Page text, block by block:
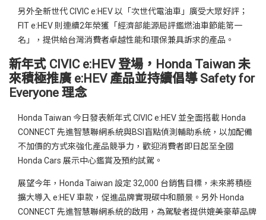
另外全新世代 CIVIC e:HEV 以「次世代電油車」廣受大眾好評；
FIT e:HEV 則連續2年榮獲「經濟部能源局評鑑燃油車節能第一
名」，提供給台灣消費者卓越性能和環保兼具訴求的產品。
新年式 CIVIC e:HEV 登場，Honda Taiwan 未
來積極推廣 e:HEV 產品並持續倡導 Safety for
Everyone 理念
Honda Taiwan 今日發表新年式 CIVIC e:HEV 並全面搭載 Honda
CONNECT 先進智慧聯網系統與BSI盲點偵測輔助系統，以加配備
不加價的方式來強化產品競爭力，歡迎消費者即日起至全國
Honda Cars 展示中心鑑賞及預約試駕。
展望今年，Honda Taiwan 設定 32,000 台銷售目標，未來將積極
擴大導入 e:HEV 車款，促進品牌實現碳中和願景。另外 Honda
CONNECT 先進智慧聯網系統的啟用，為駕駛者提供媲美豪華品牌